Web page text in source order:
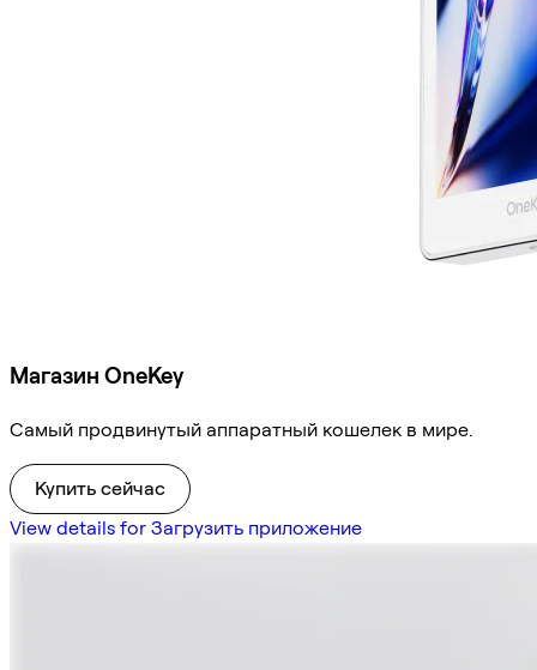
Магазин OneKey
Самый продвинутый аппаратный кошелек в мире.
Купить сейчас
View details for Загрузить приложение